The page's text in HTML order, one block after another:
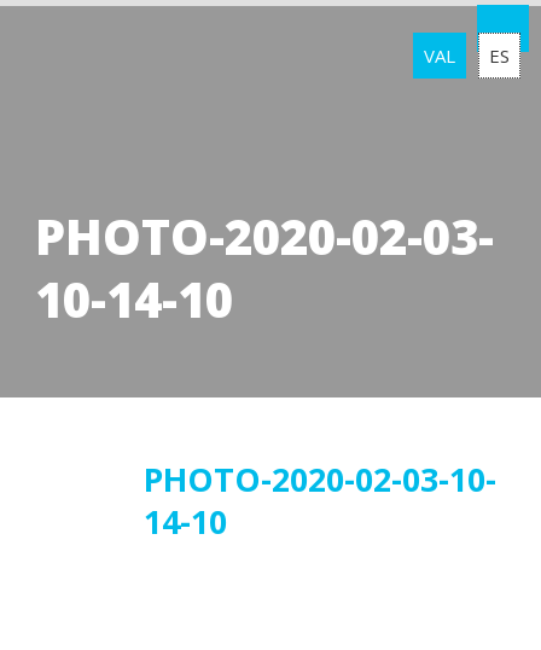
VAL ES
PHOTO-2020-02-03-
10-14-10
PHOTO-2020-02-03-10-
14-10